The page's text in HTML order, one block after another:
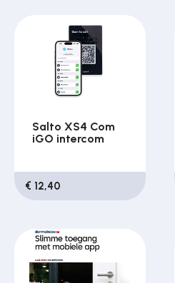
Salto XS4 Com
iGO intercom
€ 12,40